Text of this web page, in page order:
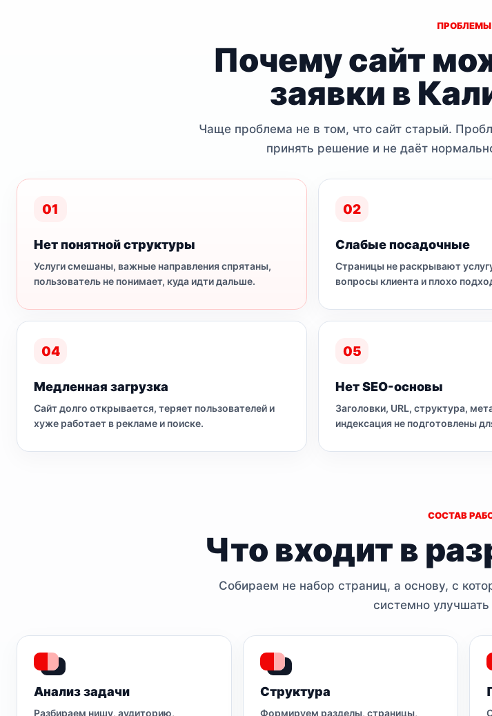
ПРОБЛЕМЫ
Почему сайт
заявки в
Чаще проблема не в том, что сайт старый.
принять решение и не даёт
01
Нет понятной структуры
Услуги смешаны, важные направления спрятаны,
пользователь не понимает, куда идти дальше.
02
Слабые посадочные
Страницы не раскрывают
вопросы клиента и плохо
04
Медленная загрузка
Сайт долго открывается, теряет пользователей и
хуже работает в рекламе и поиске.
05
Нет SEO-основы
Заголовки, URL, структура,
индексация не подготовлены
СОСТАВ
Что входит в
Собираем не набор страниц, а основу, с
системно улучшать
Анализ задачи
Разбираем нишу, аудиторию,
Структура
Формируем разделы, страницы,